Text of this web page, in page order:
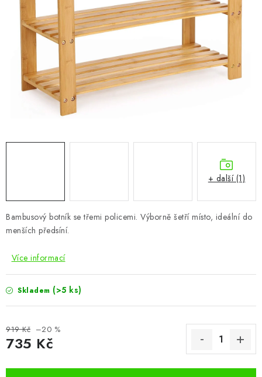
PŘEDSÍŇ
CHOVATELSKÉ POTŘEBY
DOPLŇKY A DEKORACE
ZAHRADA
OSTATNÍ
VÝPRODEJ
Vše o nákupu
Kontakty
Bonusový program NBM+
Bambusový botník se třemi policemi. Výborně šetří místo, ideální do
menších předsíní.
Více informací
Skladem (>5 ks)
919 Kč –20 %
735 Kč
+ další (1)